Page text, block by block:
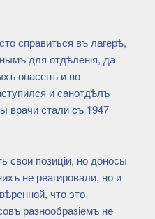
справиться въ лагерѣ,
для отдѣленія, да
опасенъ и по
и санотдѣлъ
врачи стали съ 1947
свои позиціи, но доносы
не реагировали, но и
что это
разнообразіемъ не